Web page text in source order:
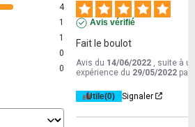
4
1
1
0
0
Avis vérifié
Fait le boulot
Avis du 14/06/2022
, suite à
expérience du 29/05/2022 par
Utile(0) Signaler